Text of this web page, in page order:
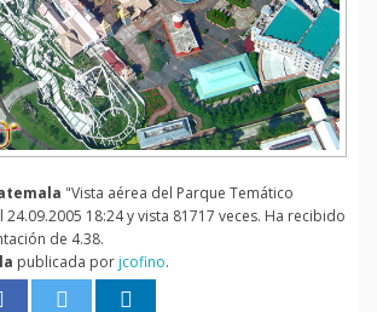
"Vista aérea del Parque Temático
18:24 y vista 81717 veces. Ha recibido
de 4.38.
publicada porjcofino.